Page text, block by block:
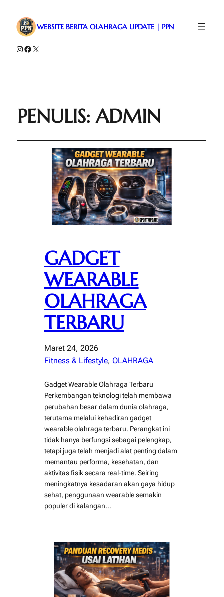
WEBSITE BERITA OLAHRAGA UPDATE | PPN
Instagram
Facebook
X
PENULIS:ADMIN
GADGET
WEARABLE
OLAHRAGA
TERBARU
Maret 24, 2026
Fitness & Lifestyle, OLAHRAGA
Gadget Wearable Olahraga Terbaru
Perkembangan teknologi telah membawa
perubahan besar dalam dunia olahraga,
terutama melalui kehadiran gadget
wearable olahraga terbaru. Perangkat ini
tidak hanya berfungsi sebagai pelengkap,
tetapi juga telah menjadi alat penting dalam
memantau performa, kesehatan, dan
aktivitas fisik secara real-time. Seiring
meningkatnya kesadaran akan gaya hidup
sehat, penggunaan wearable semakin
populer di kalangan…